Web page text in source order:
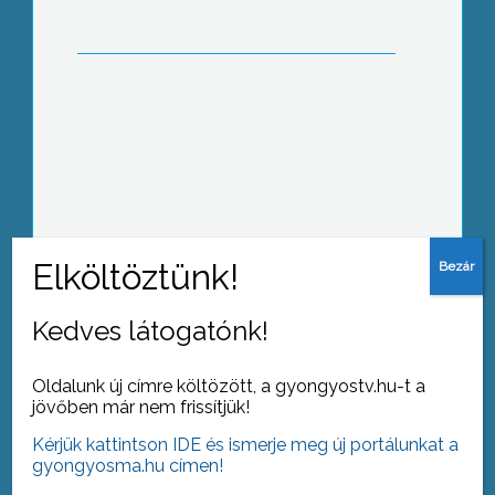
Ha a Hospinvest nyer, többségükben
Natura Nap-ot tartottak a gyöngyösi
Mátra Művelődési Központban
Farsangzáró és tavaszváró
Kedves látogatónk!
Oldalunk új címre költözött, a gyongyostv.hu-t a
jövőben már nem frissítjük!
Kérjük kattintson IDE és ismerje meg új portálunkat a
gyongyosma.hu címen!